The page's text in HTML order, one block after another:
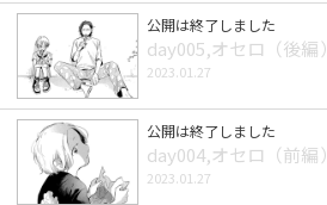
公開は終了しました
day005,オセロ（後編）
2023.01.27
公開は終了しました
day004,オセロ（前編）
2023.01.27